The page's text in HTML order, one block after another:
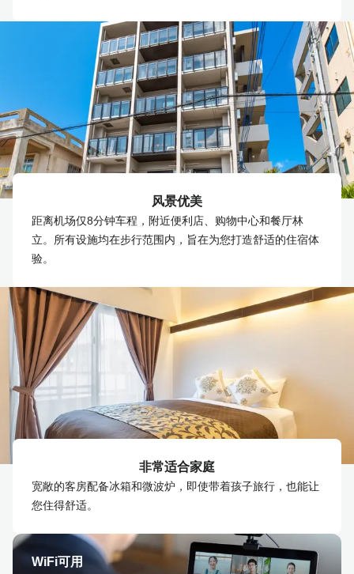
风景优美
距离机场仅8分钟车程，附近便利店、购物中心和餐厅林
立。所有设施均在步行范围内，旨在为您打造舒适的住宿体
验。
非常适合家庭
宽敞的客房配备冰箱和微波炉，即使带着孩子旅行，也能让
您住得舒适。
WiFi可用